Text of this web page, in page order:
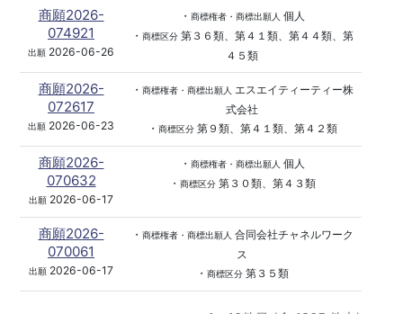
商願2026-
074921
出願 2026-06-26
・ 商標権者・商標出願人 個人
・ 商標区分第３６類、第４１類、第４４類、第
４５類
商願2026-
072617
出願 2026-06-23
・ 商標権者・商標出願人
エスエイティーティー株
式会社
・ 商標区分第９類、第４１類、第４２類
商願2026-
070632
出願 2026-06-17
・ 商標権者・商標出願人 個人
・ 商標区分第３０類、第４３類
商願2026-
070061
出願 2026-06-17
・ 商標権者・商標出願人 合同会社チャネルワーク
ス
・ 商標区分第３５類